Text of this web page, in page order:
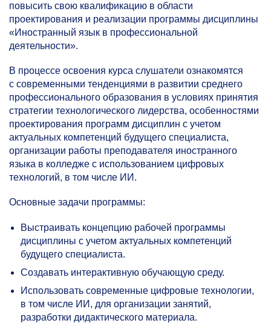
повысить свою квалификацию в области
проектирования и реализации программы дисциплины
«Иностранный язык в профессиональной
деятельности».
В процессе освоения курса слушатели ознакомятся
с современными тенденциями в развитии среднего
профессионального образования в условиях принятия
стратегии технологического лидерства, особенностями
проектирования программ дисциплин с учетом
актуальных компетенций будущего специалиста,
организации работы преподавателя иностранного
языка в колледже с использованием цифровых
технологий, в том числе ИИ.
Основные задачи программы:
Выстраивать концепцию рабочей программы
дисциплины с учетом актуальных компетенций
будущего специалиста.
Создавать интерактивную обучающую среду.
Использовать современные цифровые технологии,
в том числе ИИ, для организации занятий,
разработки дидактического материала.